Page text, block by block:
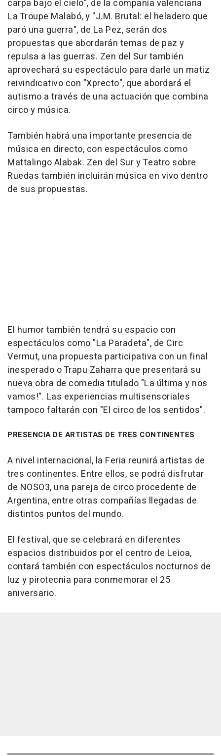
carpa bajo el cielo", de la compañía valenciana
La Troupe Malabó, y "J.M. Brutal: el heladero que
paró una guerra", de La Pez, serán dos
propuestas que abordarán temas de paz y
repulsa a las guerras. Zen del Sur también
aprovechará su espectáculo para darle un matiz
reivindicativo con "Xprecto", que abordará el
autismo a través de una actuación que combina
circo y música.
También habrá una importante presencia de
música en directo, con espectáculos como
Mattalingo Alabak. Zen del Sur y Teatro sobre
Ruedas también incluirán música en vivo dentro
de sus propuestas.
El humor también tendrá su espacio con
espectáculos como "La Paradeta", de Circ
Vermut, una propuesta participativa con un final
inesperado o Trapu Zaharra que presentará su
nueva obra de comedia titulado "La última y nos
vamos!". Las experiencias multisensoriales
tampoco faltarán con "El circo de los sentidos".
PRESENCIA DE ARTISTAS DE TRES CONTINENTES
A nivel internacional, la Feria reunirá artistas de
tres continentes. Entre ellos, se podrá disfrutar
de NOSO3, una pareja de circo procedente de
Argentina, entre otras compañías llegadas de
distintos puntos del mundo.
El festival, que se celebrará en diferentes
espacios distribuidos por el centro de Leioa,
contará también con espectáculos nocturnos de
luz y pirotecnia para conmemorar el 25
aniversario.